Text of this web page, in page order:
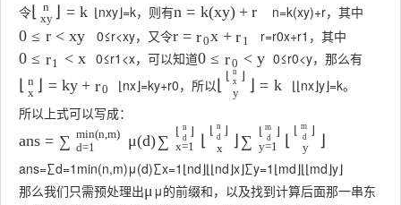
令⌊
n
xy ⌋ = k ⌊nxy⌋=k，则有n = k(xy) + r n=k(xy)+r，其中
0 ≤ r < xy 0≤r<xy，又令r = r0x + r 1 r=r0x+r1 ，其中
0 ≤ r1 < x 0≤r1 <x，可以知道0 ≤ r0 < y 0≤r0<y，那么有
n
x
= ky + r0 ⌊nx⌋=ky+r0，所以
n
x
y
= k ⌊⌊nx⌋y⌋=k。
所以上式可以写成：
ans = ∑ min(n m)
d=1 μ(d)∑
n
d
x=1
n
d
x
∑
m
d
y=1
m
d
y
ans=∑d=1 min(n,m)μ(d)∑x=1 ⌊nd ⌋⌊⌊nd ⌋x⌋∑y=1 ⌊md ⌋⌊⌊md ⌋y⌋
那么我们只需预处理出μ μ的前缀和，以及找到计算后面那一串东